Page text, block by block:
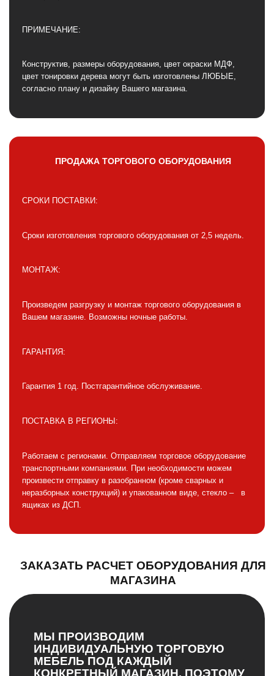
ПРИМЕЧАНИЕ:
Конструктив, размеры оборудования, цвет окраски МДФ,
цвет тонировки дерева могут быть изготовлены ЛЮБЫЕ,
согласно плану и дизайну Вашего магазина.
ПРОДАЖА ТОРГОВОГО ОБОРУДОВАНИЯ
СРОКИ ПОСТАВКИ:
Сроки изготовления торгового оборудования от 2,5 недель.
МОНТАЖ:
Произведем разгрузку и монтаж торгового оборудования в
Вашем магазине. Возможны ночные работы.
ГАРАНТИЯ:
Гарантия 1 год. Постгарантийное обслуживание.
ПОСТАВКА В РЕГИОНЫ:
Работаем с регионами. Отправляем торговое оборудование
транспортными компаниями. При необходимости можем
произвести отправку в разобранном (кроме сварных и
неразборных конструкций) и упакованном виде, стекло – в
ящиках из ДСП.
ЗАКАЗАТЬ РАСЧЕТ ОБОРУДОВАНИЯ ДЛЯ
МАГАЗИНА
МЫ ПРОИЗВОДИМ
ИНДИВИДУАЛЬНУЮ ТОРГОВУЮ
МЕБЕЛЬ ПОД КАЖДЫЙ
КОНКРЕТНЫЙ МАГАЗИН, ПОЭТОМУ